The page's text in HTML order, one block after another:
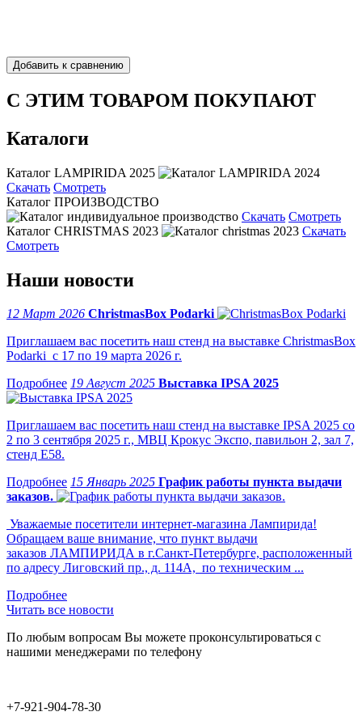
С ЭТИМ ТОВАРОМ ПОКУПАЮТ
Каталоги
Каталог LAMPIRIDA 2025
Скачать Смотреть
Каталог ПРОИЗВОДСТВО
Скачать Смотреть
Каталог CHRISTMAS 2023
Скачать
Смотреть
Наши новости
12 Март 2026 ChristmasBox Podarki
Приглашаем вас посетить наш стенд на выставке ChristmasBox
Podarki с 17 по 19 марта 2026 г.
19 Август 2025 Выставка IPSA 2025
Приглашаем вас посетить наш стенд на выставке IPSA 2025 со
2 по 3 сентября 2025 г., МВЦ Крокус Экспо, павильон 2, зал 7,
стенд Е58.
15 Январь 2025 График работы пункта выдачи
заказов.
Уважаемые посетители интернет-магазина Лампирида!
Обращаем ваше внимание, что пункт выдачи
заказов ЛАМПИРИДА в г.Санкт-Петербурге, расположенный
по адресу Лиговский пр., д. 114А, по техническим ...
Читать все новости
По любым вопросам Вы можете проконсультироваться с
нашими менеджерами по телефону
+7-921-904-78-30